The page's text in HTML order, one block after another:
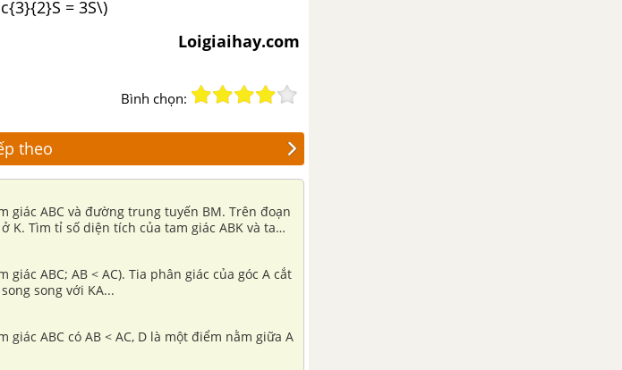
= 3S\)
Loigiaihay.com
Bình chọn:
theo
giác ABC và đường trung tuyến BM. Trên đoạn
K. Tìm tỉ số diện tích của tam giác ABK và tam
ABC; AB < AC). Tia phân giác của góc A cắt
song với KA...
giác ABC có AB < AC, D là một điểm nằm giữa A